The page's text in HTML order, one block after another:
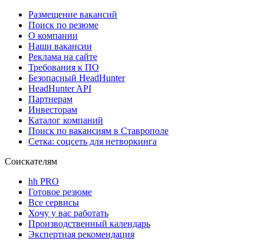
Размещение вакансий
Поиск по резюме
О компании
Наши вакансии
Реклама на сайте
Требования к ПО
Безопасный HeadHunter
HeadHunter API
Партнерам
Инвесторам
Каталог компаний
Поиск по вакансиям в Ставрополе
Сетка: соцсеть для нетворкинга
Соискателям
hh PRO
Готовое резюме
Все сервисы
Хочу у вас работать
Производственный календарь
Экспертная рекомендация